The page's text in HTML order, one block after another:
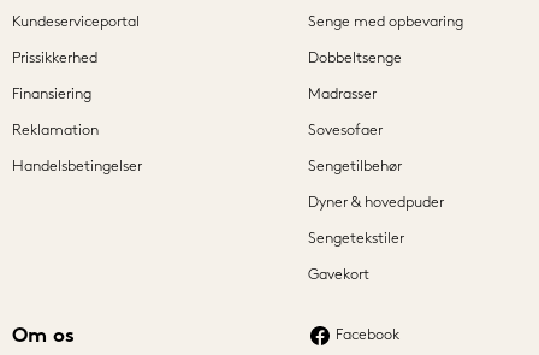
Kundeserviceportal
Prissikkerhed
Finansiering
Reklamation
Handelsbetingelser
Senge med opbevaring
Dobbeltsenge
Madrasser
Sovesofaer
Sengetilbehør
Dyner & hovedpuder
Sengetekstiler
Gavekort
Om os Facebook